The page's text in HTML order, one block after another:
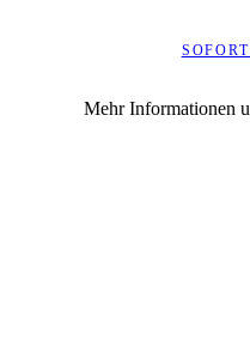
Mehr Informationen